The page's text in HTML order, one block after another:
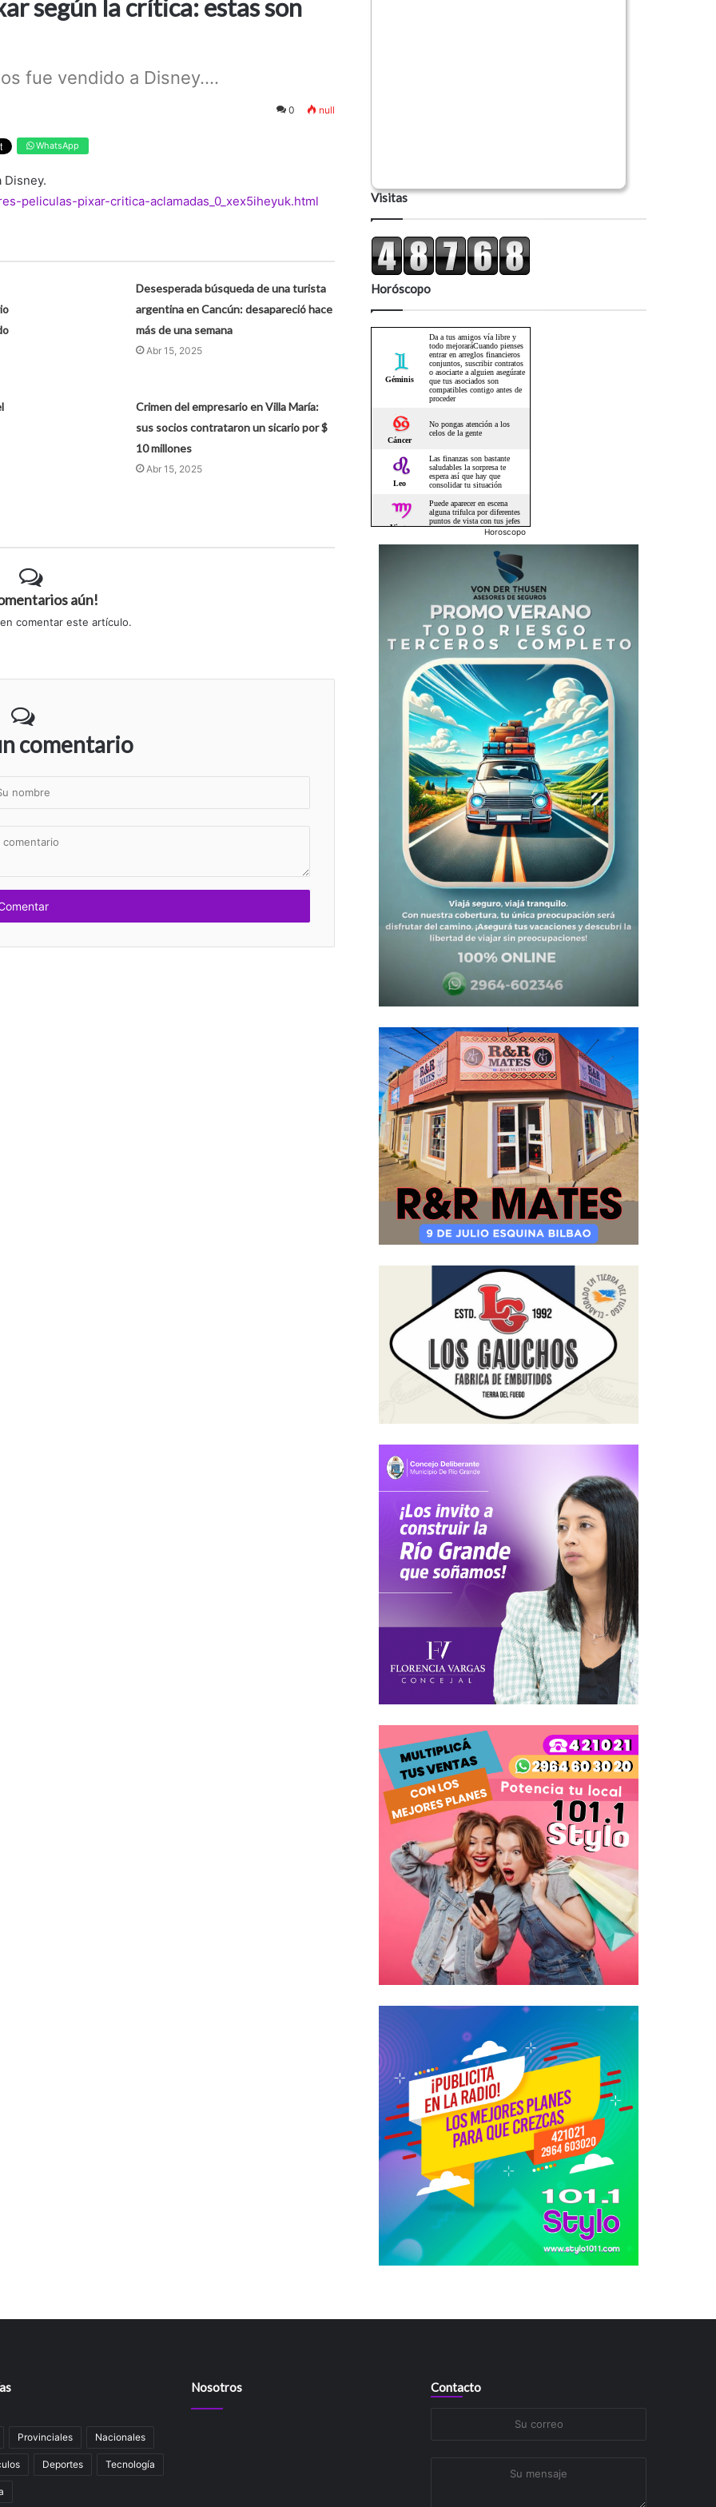
según la crítica: estas son
fue vendido a Disney....
0 null
WhatsApp
Disney.
peliculas-pixar-critica-aclamadas_0_xex5iheyuk.html
Desesperada búsqueda de una turista
argentina en Cancún: desapareció hace
más de una semana
Abr 15, 2025
Crimen del empresario en Villa María:
sus socios contrataron un sicario por $
10 millones
Abr 15, 2025
aún!
comentar este artículo.
comentario
Visitas
Horóscopo
Horoscopo
Provinciales Nacionales
Deportes Tecnología
Nosotros Contacto